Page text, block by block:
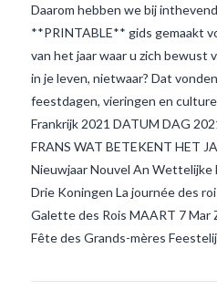
VIEW
Daarom hebben we bij
**PRINTABLE** gids gemaakt
van het jaar waar u zich bewust
in je leven, nietwaar? Dat
feestdagen, vieringen en
Frankrijk 2021 DATUM DAG
FRANS WAT BETEKENT HET
Nieuwjaar Nouvel An Wettelijke
Drie Koningen La journée des
Galette des Rois MAART 7 Mar
Fête des Grands-mères